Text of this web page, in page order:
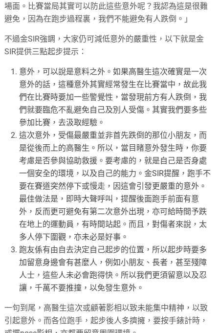
場面。比賽當局其實可以防此這些意外呢？我認為這是很難
避免，因為在跑步過程裏，我們不能避免有人跌倒。」
不過金SIR強調，大家仍可減低意外的嚴重性，以下就是金
SIR提供三點起步提示：
意外，可以說是意料之外。如果高醫生這次確實是一次
意外的話，這種意外其實經常發生在比賽當中，故此我
們在比賽時要加一些警覺性，當發現前方有人跌倒，我
們就要臨危不亂避免自己及別人受傷。其實我們要多些
參加比賽，去汲取經驗。
這次意外，受傷最嚴重並非首先跌倒的那位小朋友，而
是從後而上的高醫生。所以，當目睹意外發生時，你要
考慮是否參與協助救援。要考慮的，就是自己是否身處
一個安全的環境，以及自己的能力。金SIR提醒，跑手不
要在賽道突然停下或慢走，因這會引發更嚴重的意外。
最佳做法是，即時大聲呼叫，提醒後面跑手前面有意
外，反而更可避免有第二次意外出現，亦可給時間予跌
在地上的運動員，有時間站起。而且，對傷者來說，太
多人停下圍觀，亦未必是好事。
跑友係有由自去決定自己起步的位置，所以起步時要多
加留意身邊會有甚麼人，例如小朋友、長者，甚至殘障
人士，這些人未必會跑得快。所以我們更須留意以及忍
讓，千萬不要推撞，以免發生意外。
一句到尾，高醫生這次或顧著影相以致未能集中精神，以致
引起意外。而各位跑手，起步後人多擠擁，要按手錶計時，